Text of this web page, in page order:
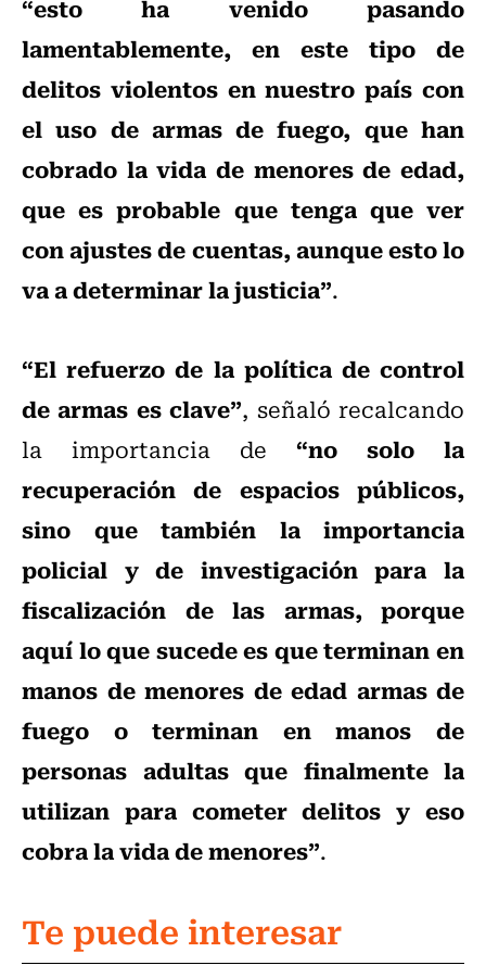
“esto ha venido pasando
lamentablemente, en este tipo de
delitos violentos en nuestro país con
el uso de armas de fuego, que han
cobrado la vida de menores de edad,
que es probable que tenga que ver
con ajustes de cuentas, aunque esto lo
va a determinar la justicia”.
“El refuerzo de la política de control
de armas es clave”, señaló recalcando
la importancia de “no solo la
recuperación de espacios públicos,
sino que también la importancia
policial y de investigación para la
fiscalización de las armas, porque
aquí lo que sucede es que terminan en
manos de menores de edad armas de
fuego o terminan en manos de
personas adultas que finalmente la
utilizan para cometer delitos y eso
cobra la vida de menores”.
Te puede interesar